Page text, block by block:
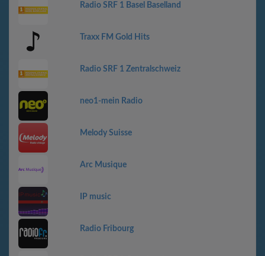
Radio SRF 1 Basel Baselland
Traxx FM Gold Hits
Radio SRF 1 Zentralschweiz
neo1-mein Radio
Melody Suisse
Arc Musique
IP music
Radio Fribourg